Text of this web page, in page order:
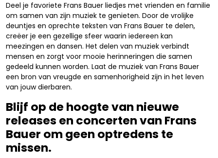
Deel je favoriete Frans Bauer liedjes met vrienden en familie
om samen van zijn muziek te genieten. Door de vrolijke
deuntjes en oprechte teksten van Frans Bauer te delen,
creëer je een gezellige sfeer waarin iedereen kan
meezingen en dansen. Het delen van muziek verbindt
mensen en zorgt voor mooie herinneringen die samen
gedeeld kunnen worden. Laat de muziek van Frans Bauer
een bron van vreugde en samenhorigheid zijn in het leven
van jouw dierbaren.
Blijf op de hoogte van nieuwe
releases en concerten van Frans
Bauer om geen optredens te
missen.